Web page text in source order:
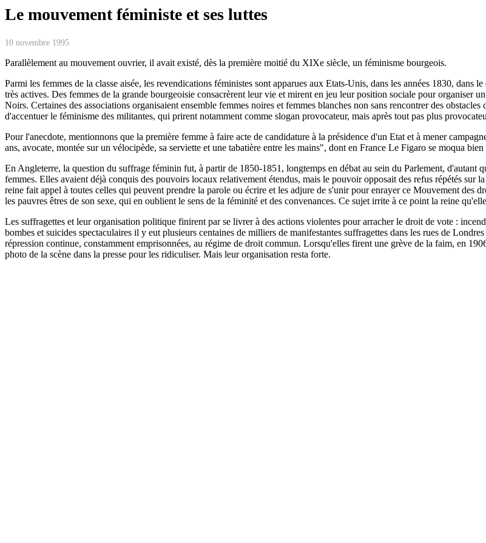
Le mouvement féministe et ses luttes
10 novembre 1995
Parallèlement au mouvement ouvrier, il avait existé, dès la première moitié du XIXe siècle, un féminisme bourgeois.
Parmi les femmes de la classe aisée, les revendications féministes sont apparues aux Etats-Unis, dans les années 1830, dans
très actives. Des femmes de la grande bourgeoisie consacrèrent leur vie et mirent en jeu leur position sociale pour organiser
Noirs. Certaines des associations organisaient ensemble femmes noires et femmes blanches non sans rencontrer des
d'accentuer le féminisme des militantes, qui prirent notamment comme slogan provocateur, mais après tout pas plus
Pour l'anecdote, mentionnons que la première femme à faire acte de candidature à la présidence d'un Etat et à mener
ans, avocate, montée sur un vélocipède, sa serviette et une tabatière entre les mains", dont en France Le Figaro se moqua
En Angleterre, la question du suffrage féminin fut, à partir de 1850-1851, longtemps en débat au sein du Parlement,
femmes. Elles avaient déjà conquis des pouvoirs locaux relativement étendus, mais le pouvoir opposait des refus répétés
reine fait appel à toutes celles qui peuvent prendre la parole ou écrire et les adjure de s'unir pour enrayer ce Mouvement des
les pauvres êtres de son sexe, qui en oublient le sens de la féminité et des convenances. Ce sujet irrite à ce point la reine
Les suffragettes et leur organisation politique finirent par se livrer à des actions violentes pour arracher le droit de vote :
bombes et suicides spectaculaires il y eut plusieurs centaines de milliers de manifestantes suffragettes dans les rues de
répression continue, constamment emprisonnées, au régime de droit commun. Lorsqu'elles firent une grève de la faim, en
photo de la scène dans la presse pour les ridiculiser. Mais leur organisation resta forte.